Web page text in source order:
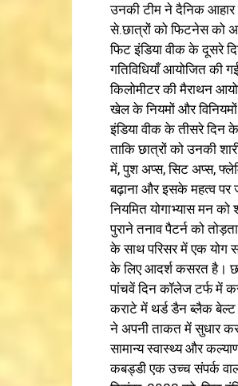
उनकी टीम ने दैनिक आहार
से.छात्रों को फिटनेस को
फिट इंडिया वीक के दूसरे
गतिविधियाँ आयोजित की
किलोमीटर की मैराथन
खेल के नियमों और
इंडिया वीक के तीसरे दिन
ताकि छात्रों को उनकी
में, पुश अप्स, सिट अप्स,
बढ़ाना और इसके महत्व पर
नियमित योगाभ्यास मन
पुराने तनाव पैटर्न को
के साथ परिसर में एक योग
के लिए आदर्श कसरत है।
पांचवें दिन कॉलेज टर्फ में
कराटे में थर्ड डैन ब्लैक बेल्ट
ने अपनी ताकत में सुधार
सामान्य स्वास्थ्य और
कबड्डी एक उच्च संपर्क